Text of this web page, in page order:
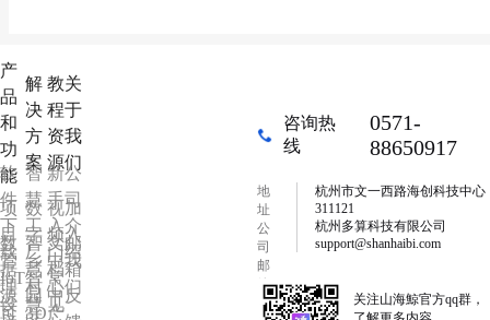
产
品
和
功
能
软
件
下
载
项
目
管
理
数
据
源
IoT
设
可
解
决
方
案
智
慧
工
厂
数
字
乡
村
智
慧
园
智
慧
3D
教
程
资
源
新
手
入
门
视
频
中
心
文
档
中
常
见
产
关
于
我
们
公
司
介
绍
加
入
我
们
邮
箱
反
咨询热
线
0571-
88650917
地
址
公
司
邮
箱
杭州市文一西路海创科技中心
311121
杭州多算科技有限公司
support@shanhaibi.com
关注山海鯨官方qq群，